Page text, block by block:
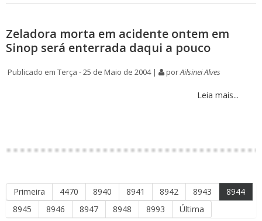
Zeladora morta em acidente ontem em
Sinop será enterrada daqui a pouco
Publicado em Terça - 25 de Maio de 2004 | porAilsinei Alves
Leia mais...
Primeira 4470 8940 8941 8942 8943
8944
8945
8946 8947 8948 8993
Última